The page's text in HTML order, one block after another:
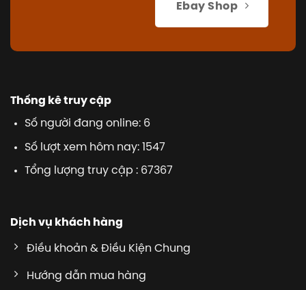
Ebay Shop
Thống kê truy cập
Số người đang online: 6
Số lượt xem hôm nay: 1547
Tổng lượng truy cập : 67367
Dịch vụ khách hàng
Điều khoản & Điều Kiện Chung
Hướng dẫn mua hàng